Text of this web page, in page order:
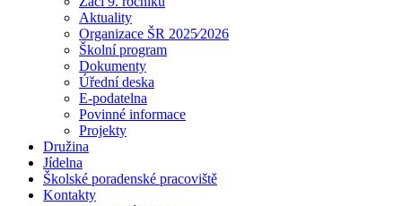
Aktuality
Organizace ŠR 2025⁄2026
Školní program
Dokumenty
Úřední deska
E-podatelna
Povinné informace
Projekty
Družina
Jídelna
Školské poradenské pracoviště
Kontakty